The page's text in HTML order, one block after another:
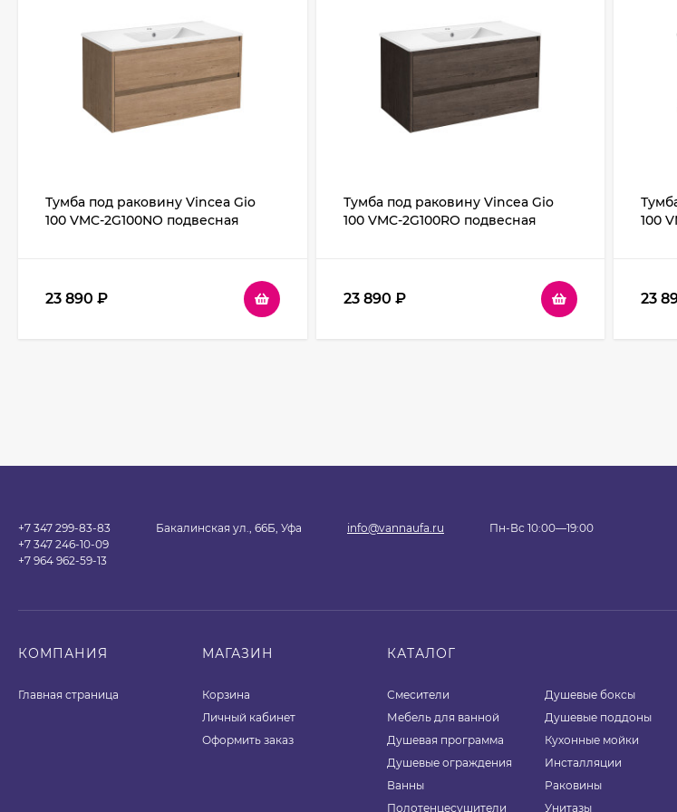
Тумба под раковину Vincea Gio
100 VMC-2G100NO подвесная
23 890 ₽
Тумба под раковину Vincea Gio
100 VMC-2G100RO подвесная
23 890 ₽
100
23
+7 347 299-83-83
+7 347 246-10-09
+7 964 962-59-13
Бакалинская ул., 66Б, Уфа info@vannaufa.ru Пн-Вс 10:00—19:00
КОМПАНИЯ
Главная страница
МАГАЗИН
Корзина
Личный кабинет
Оформить заказ
КАТАЛОГ
Смесители
Мебель для ванной
Душевая программа
Душевые ограждения
Ванны
Полотенцесушители
Душевые боксы
Душевые поддоны
Кухонные мойки
Инсталляции
Раковины
Унитазы